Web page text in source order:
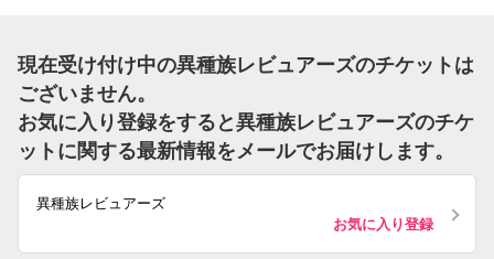
現在受け付け中の異種族レビュアーズのチケットは
ございません。
お気に入り登録をすると異種族レビュアーズのチケ
ットに関する最新情報をメールでお届けします。
異種族レビュアーズ
お気に入り登録